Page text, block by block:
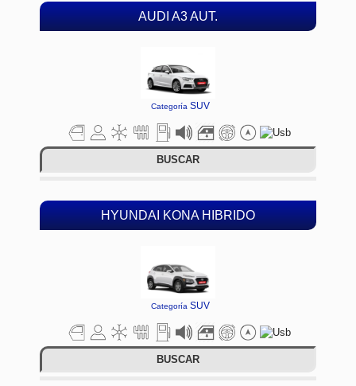
AUDI A3 AUT.
Categoría SUV
BUSCAR
HYUNDAI KONA HIBRIDO
Categoría SUV
BUSCAR